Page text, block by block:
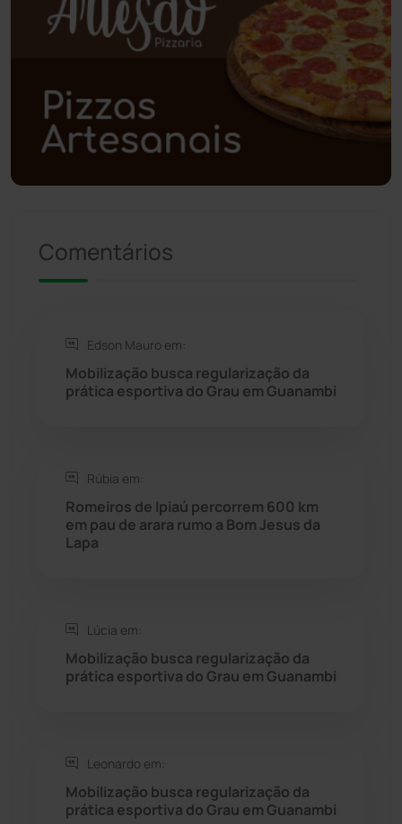
Polícia Civil (55)
Polícia Militar (27)
Política (03)
Presidente Jânio Qu... (125)
Rio de Contas
Rio do Antônio
Rio do Pires (97)
Seabra
Sebastião Laranjeiras
Sudoeste Baiano
Tanhaçu (425)
Comentários
Edson Mauro em:
Mobilização busca regularização da
prática esportiva do Grau em Guanambi
Rúbia em:
Romeiros de Ipiaú percorrem 600 km
em pau de arara rumo a Bom Jesus da
Lapa
Lúcia em:
Mobilização busca regularização da
prática esportiva do Grau em Guanambi
Leonardo em:
Mobilização busca regularização da
prática esportiva do Grau em Guanambi